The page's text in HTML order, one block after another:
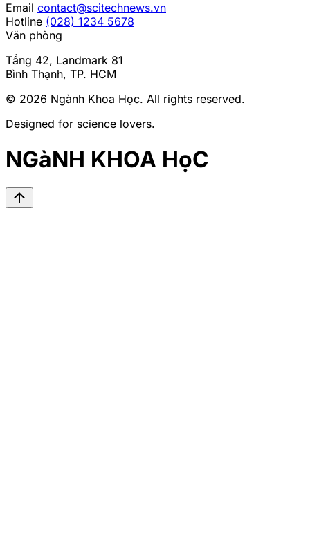
Email contact@scitechnews.vn
Hotline (028) 1234 5678
Văn phòng
Tầng 42, Landmark 81
Bình Thạnh, TP. HCM
© 2026 Ngành Khoa Học. All rights reserved.
Designed for science lovers.
NGàNH KHOA HọC
arrow_upward